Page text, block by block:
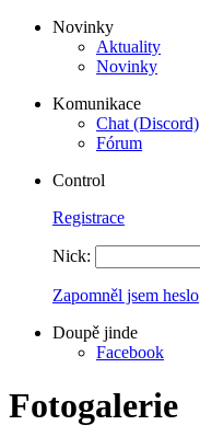
Novinky
Aktuality
Novinky
Komunikace
Chat (Discord)
Fórum
Control
Registrace
Nick:
Zapomněl jsem heslo
Doupě jinde
Facebook
Fotogalerie